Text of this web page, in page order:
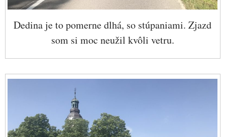
Dedina je to pomerne dlhá, so stúpaniami. Zjazd
som si moc neužil kvôli vetru.